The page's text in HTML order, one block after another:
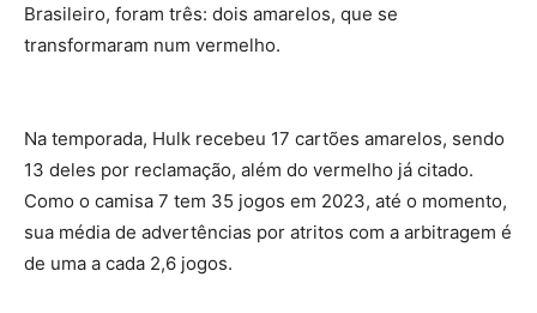
Brasileiro, foram três: dois amarelos, que se
transformaram num vermelho.
Na temporada, Hulk recebeu 17 cartões amarelos, sendo
13 deles por reclamação, além do vermelho já citado.
Como o camisa 7 tem 35 jogos em 2023, até o momento,
sua média de advertências por atritos com a arbitragem é
de uma a cada 2,6 jogos.